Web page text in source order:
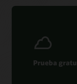
Prueba